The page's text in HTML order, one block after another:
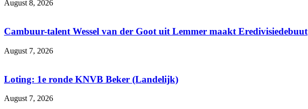
August 8, 2026
Cambuur-talent Wessel van der Goot uit Lemmer maakt Eredivisiedebuut
August 7, 2026
Loting: 1e ronde KNVB Beker (Landelijk)
August 7, 2026